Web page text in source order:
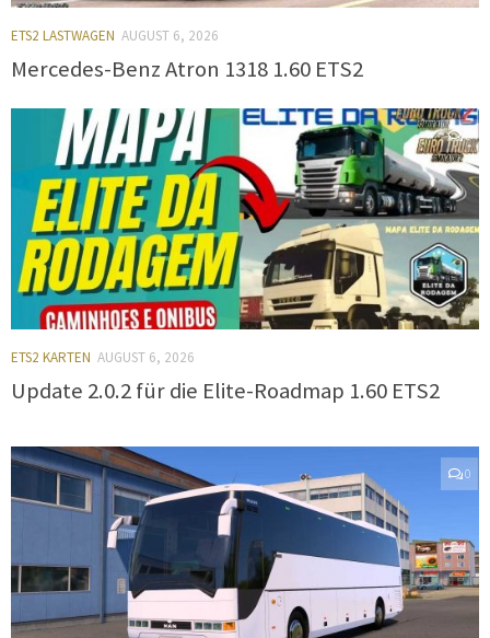
ETS2 LASTWAGEN AUGUST 6, 2026
Mercedes-Benz Atron 1318 1.60 ETS2
0
ETS2 KARTEN AUGUST 6, 2026
Update 2.0.2 für die Elite-Roadmap 1.60 ETS2
0